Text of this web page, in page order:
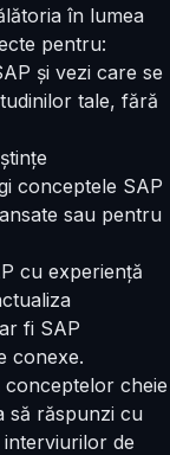
în lumea
pentru:
și vezi care se
tale, fără
conceptele SAP
sau pentru
cu experiență
fi SAP
conexe.
conceptelor cheie
să răspunzi cu
de